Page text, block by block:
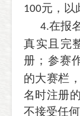
100元，以
4.在报
真实且完
册；参赛
的大赛栏
名时注册
不接受任